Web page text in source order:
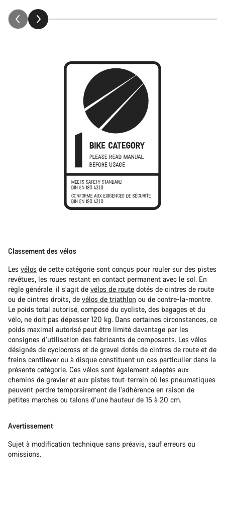
Classement des vélos
Les vélos de cette catégorie sont conçus pour rouler sur des pistes
revêtues, les roues restant en contact permanent avec le sol. En
règle générale, il s’agit de vélos de route dotés de cintres de route
ou de cintres droits, de vélos de triathlon ou de contre-la-montre.
Le poids total autorisé, composé du cycliste, des bagages et du
vélo, ne doit pas dépasser 120 kg. Dans certaines circonstances, ce
poids maximal autorisé peut être limité davantage par les
consignes d’utilisation des fabricants de composants. Les vélos
désignés de cyclocross et de gravel dotés de cintres de route et de
freins cantilever ou à disque constituent un cas particulier dans la
présente catégorie. Ces vélos sont également adaptés aux
chemins de gravier et aux pistes tout-terrain où les pneumatiques
peuvent perdre temporairement de l’adhérence en raison de
petites marches ou talons d’une hauteur de 15 à 20 cm.
Avertissement
Sujet à modification technique sans préavis, sauf erreurs ou
omissions.